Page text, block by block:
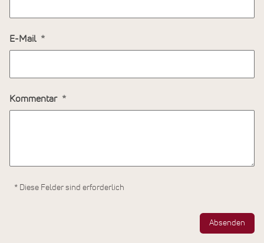
E-Mail
Kommentar
* Diese Felder sind erforderlich
Absenden